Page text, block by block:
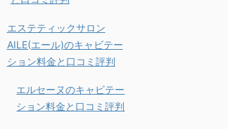
エステティックサロン
AILE(エール)のキャビテー
ション料金と口コミ評判
エルセーヌのキャビテー
ション料金と口コミ評判